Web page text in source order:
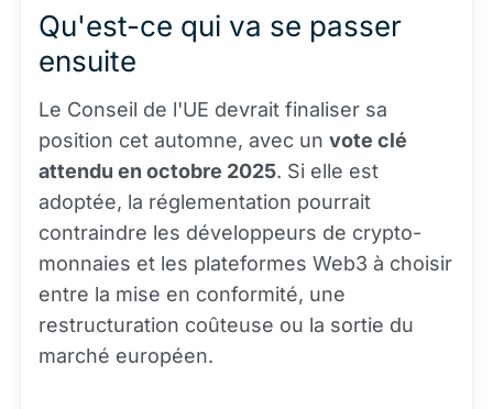
Qu'est-ce qui va se passer
ensuite
Le Conseil de l'UE devrait finaliser sa
position cet automne, avec un vote clé
attendu en octobre 2025. Si elle est
adoptée, la réglementation pourrait
contraindre les développeurs de crypto-
monnaies et les plateformes Web3 à choisir
entre la mise en conformité, une
restructuration coûteuse ou la sortie du
marché européen.